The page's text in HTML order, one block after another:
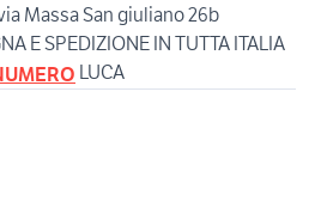
Massa San giuliano 26b
E SPEDIZIONE IN TUTTA ITALIA
LUCA